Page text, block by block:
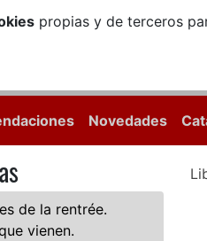
propias y de terceros
Novedades
de la rentrée.
vienen.